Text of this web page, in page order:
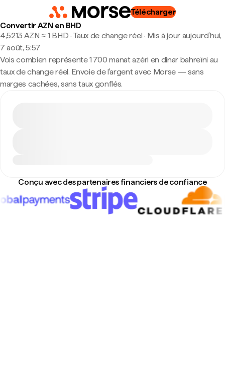
Télécharger
Convertir AZN en BHD
4,5213 AZN ≈ 1 BHD · Taux de change réel · Mis à jour aujourd’hui,
7 août, 5:57
Vois combien représente 1 700 manat azéri en dinar bahreïni au
taux de change réel. Envoie de l'argent avec Morse — sans
marges cachées, sans taux gonflés.
Conçu avec des partenaires financiers de confiance